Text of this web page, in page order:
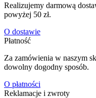
Realizujemy darmową
powyżej 50 zł.
O dostawie
Płatność
Za zamówienia w naszym
dowolny dogodny sposób.
O płatności
Reklamacje i zwroty